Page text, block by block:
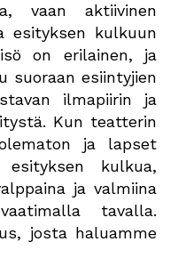
vaan aktiivinen
esityksen kulkuun
on erilainen, ja
suoraan esiintyjien
ilmapiirin ja
Kun teatterin
ja lapset
kulkua,
ja valmiina
tavalla.
josta haluamme